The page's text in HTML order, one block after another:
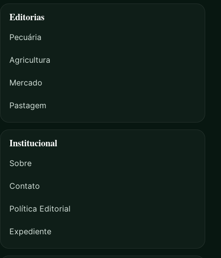
Editorias
Pecuária
Agricultura
Mercado
Pastagem
Institucional
Sobre
Contato
Política Editorial
Expediente